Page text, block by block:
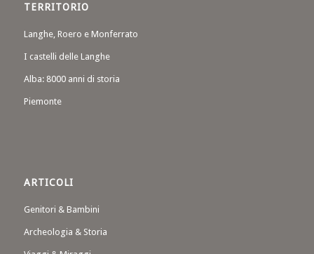
TERRITORIO
Langhe, Roero e Monferrato
I castelli delle Langhe
Alba: 8000 anni di storia
Piemonte
ARTICOLI
Genitori & Bambini
Archeologia & Storia